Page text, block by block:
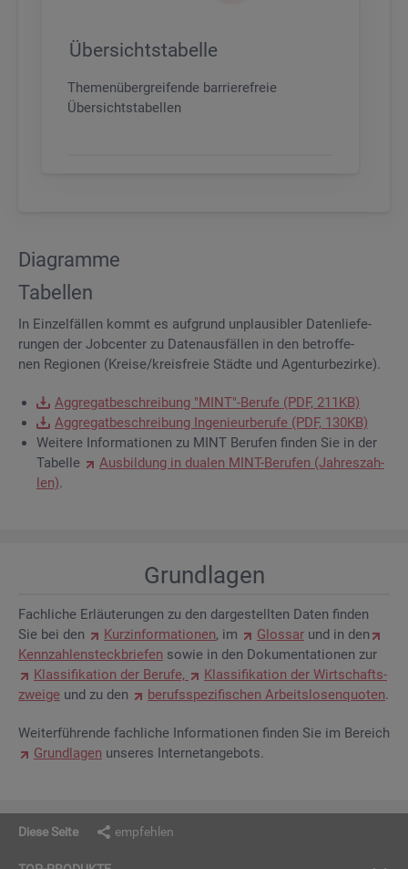
Übersichtstabelle
Themenübergreifende barrierefreie
Übersichtstabellen
Dia­gram­me
Ta­bel­len
In Ein­zel­fäl­len kommt es auf­grund un­plau­si­bler Da­ten­lie­fe­
run­gen der Job­cen­ter zu Da­ten­aus­fäl­len in den be­trof­fe­
nen Re­gio­nen (Krei­se/kreis­freie Städ­te und Agen­tur­be­zir­ke).
Ag­gre­gat­be­schrei­bung "MINT"-Be­ru­fe (PDF, 211KB)
Ag­gre­gat­be­schrei­bung In­ge­nieur­be­ru­fe (PDF, 130KB)
Wei­te­re In­for­ma­tio­nen zu MINT Be­ru­fen fin­den Sie in der
Ta­bel­le
Aus­bil­dung in dua­len MINT-Be­ru­fen (Jah­res­zah­
len).
Grund­la­gen
Fach­li­che Er­läu­te­run­gen zu den dar­ge­stell­ten Daten fin­den
Sie bei den
Kurz­in­for­ma­tio­nen, im Glos­sar und in den
Kenn­zah­len­steck­brie­fen sowie in den Do­ku­men­ta­tio­nen zur
Klas­si­fi­ka­ti­on der Be­ru­fe,
Klas­si­fi­ka­ti­on der Wirt­schafts­
zwei­ge und zu den be­rufs­spe­zi­fi­schen Ar­beits­lo­sen­quo­ten.
Wei­ter­füh­ren­de fach­li­che In­for­ma­tio­nen fin­den Sie im Be­reich
Grund­la­gen un­se­res In­ter­net­an­ge­bots.
Diese Seite empfehlen